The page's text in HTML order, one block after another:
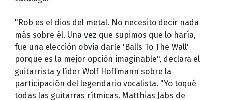
"Rob es el dios del metal. No necesito decir nada
más sobre él. Una vez que supimos que lo haría,
fue una elección obvia darle 'Balls To The Wall'
porque es la mejor opción imaginable", declara el
guitarrista y líder Wolf Hoffmann sobre la
participación del legendario vocalista. "Yo toqué
todas las guitarras rítmicas. Matthias Jabs de